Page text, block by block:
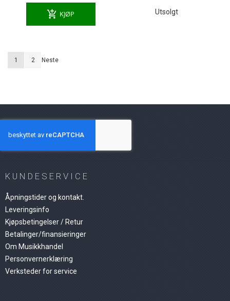
add_shopping_cart KJØP Utsolgt
Siden
You're currently reading page
1 Siden
2 Siden
Neste
KUNDESERVICE
Åpningstider og kontakt.
Leveringsinfo
Kjøpsbetingelser / Retur
Betalinger/finansieringer
Om Musikkhandel
Personvernerklæring
Verksteder for service